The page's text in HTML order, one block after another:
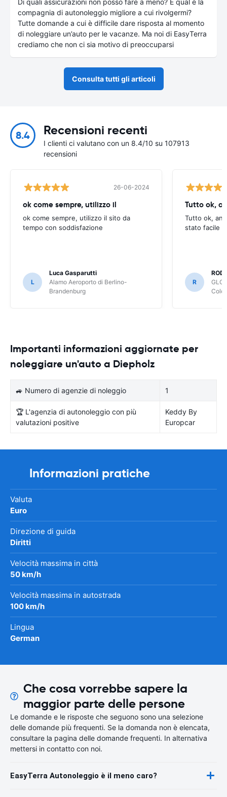
Di quali assicurazioni non posso fare a meno? E qual è la
compagnia di autonoleggio migliore a cui rivolgermi?
Tutte domande a cui è difficile dare risposta al momento
di noleggiare un’auto per le vacanze. Ma noi di EasyTerra
crediamo che non ci sia motivo di preoccuparsi
Consulta tutti gli articoli
8.4 Recensioni recenti
I clienti ci valutano con un 8.4/10 su 107913
recensioni
26-06-2024
ok come sempre, utilizzo il
ok come sempre, utilizzo il sito da
tempo con soddisfazione
L
Luca Gasparutti
Alamo Aeroporto di Berlino-
Brandenburg
Tutto ok,
Tutto ok,
stato facile
R
Importanti informazioni aggiornate per
noleggiare un'auto a Diepholz
🚙 Numero di agenzie di noleggio 1
🏆 L'agenzia di autonoleggio con più
valutazioni positive
Keddy By
Europcar
Informazioni pratiche
Valuta
Euro
Direzione di guida
Diritti
Velocità massima in città
50 km/h
Velocità massima in autostrada
100 km/h
Lingua
German
Che cosa vorrebbe sapere la
maggior parte delle persone
Le domande e le risposte che seguono sono una selezione
delle domande più frequenti. Se la domanda non è elencata,
consultare la pagina delle domande frequenti. In alternativa
mettersi in contatto con noi.
EasyTerra Autonoleggio è il meno caro?